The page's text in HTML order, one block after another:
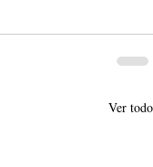
Ver todo